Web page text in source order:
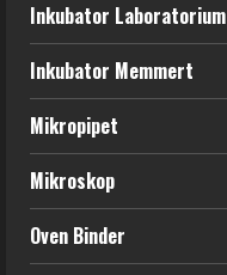
Inkubator Laboratorium
Inkubator Memmert
Mikropipet
Mikroskop
Oven Binder